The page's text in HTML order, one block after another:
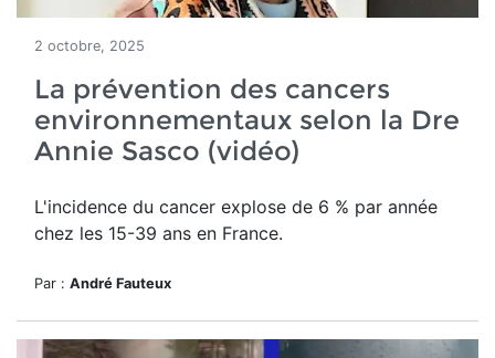
2 octobre, 2025
La prévention des cancers
environnementaux selon la Dre
Annie Sasco (vidéo)
L'incidence du cancer explose de 6 % par année
chez les 15-39 ans en France.
Par : André Fauteux